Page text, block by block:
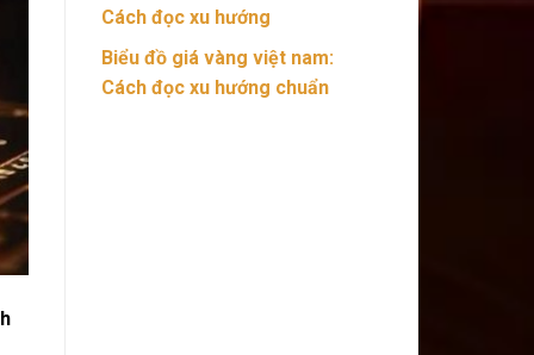
Cách đọc xu hướng
Biểu đồ giá vàng việt nam:
Cách đọc xu hướng chuẩn